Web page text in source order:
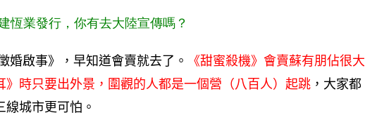
恆業發行，你有去大陸宣傳嗎？
婚啟事》，早知道會賣就去了。
《甜蜜殺機》會賣蘇有朋佔很大
》時只要出外景，圍觀的人都是一個營（八百人）起跳 ，大家都
城市更可怕。